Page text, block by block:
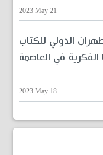
2023 May 21
الدولي للكتاب
الفكرية في العاصمة
2023 May 18